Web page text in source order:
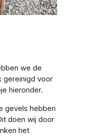
we de
gereinigd voor
hieronder.
gevels hebben
doen wij door
het